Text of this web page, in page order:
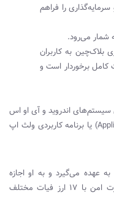
را فراهم
شمار می‌رود.
بلاک‌چین به کاربران
کامل برخوردار است و
سیستم‌های اندروید و آی او اس
) یا برنامه کاربردی ولث اپ
به عهده می‌گیرد و به او اجازه
می‌دهد تا دارایی‌های دیجیتال خود را به‌ صورت امن با 17 ارز فیات مختلف